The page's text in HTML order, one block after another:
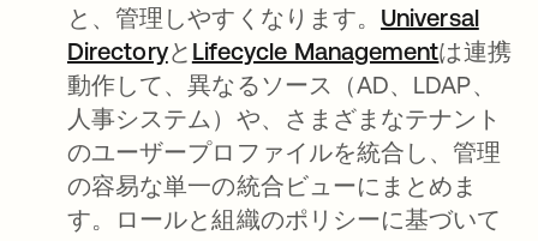
と、管理しやすくなります。 Universal
Directoryと Lifecycle Managementは連携
動作して、異なるソース（AD、LDAP、
人事システム）や、さまざまなテナント
のユーザープロファイルを統合し、管理
の容易な単一の統合ビューにまとめま
す。ロールと組織のポリシーに基づいて